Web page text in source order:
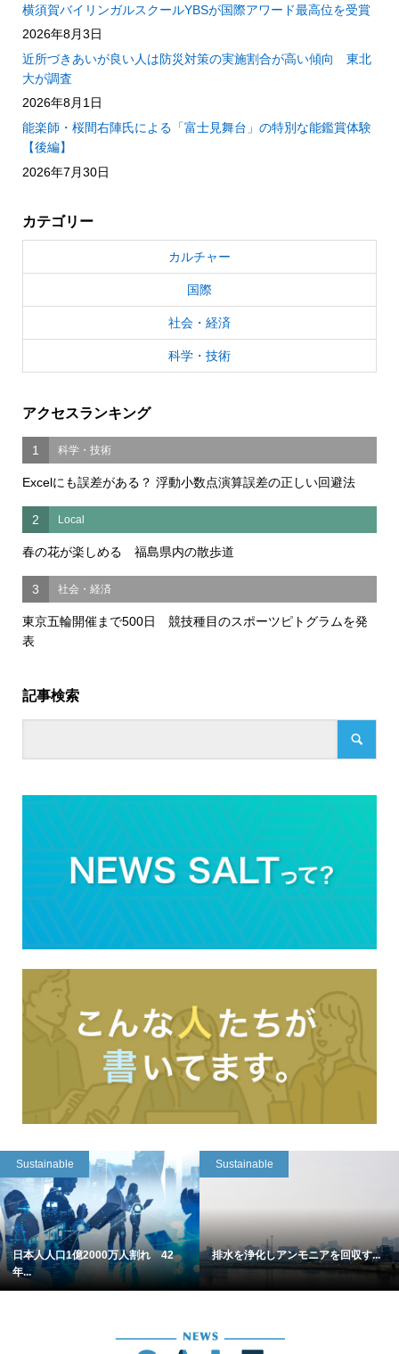
横須賀バイリンガルスクールYBSが国際アワード最高位を受賞
2026年8月3日
近所づきあいが良い人は防災対策の実施割合が高い傾向 東北
大が調査
2026年8月1日
能楽師・桜間右陣氏による「富士見舞台」の特別な能鑑賞体験
【後編】
2026年7月30日
カテゴリー
カルチャー
国際
社会・経済
科学・技術
アクセスランキング
1 科学・技術
Excelにも誤差がある？ 浮動小数点演算誤差の正しい回避法
2 Local
春の花が楽しめる 福島県内の散歩道
3 社会・経済
東京五輪開催まで500日 競技種目のスポーツピトグラムを発
表
記事検索
Sustainable
日本人人口1億2000万人割れ 42
年...
Sustainable
排水を浄化しアンモニアを回収す...